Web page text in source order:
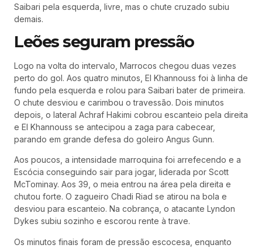
Saibari pela esquerda, livre, mas o chute cruzado subiu
demais.
Leões seguram pressão
Logo na volta do intervalo, Marrocos chegou duas vezes
perto do gol. Aos quatro minutos, El Khannouss foi à linha de
fundo pela esquerda e rolou para Saibari bater de primeira.
O chute desviou e carimbou o travessão. Dois minutos
depois, o lateral Achraf Hakimi cobrou escanteio pela direita
e El Khannouss se antecipou a zaga para cabecear,
parando em grande defesa do goleiro Angus Gunn.
Aos poucos, a intensidade marroquina foi arrefecendo e a
Escócia conseguindo sair para jogar, liderada por Scott
McTominay. Aos 39, o meia entrou na área pela direita e
chutou forte. O zagueiro Chadi Riad se atirou na bola e
desviou para escanteio. Na cobrança, o atacante Lyndon
Dykes subiu sozinho e escorou rente à trave.
Os minutos finais foram de pressão escocesa, enquanto